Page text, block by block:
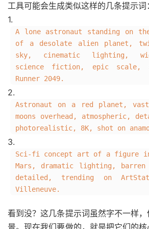
工具可能会生成类似这样的几条提示词：
1.
A lone astronaut standing on
of a desolate alien planet,
sky, cinematic lighting,
science fiction, epic scale,
Runner 2049.
2.
Astronaut on a red planet,
moons overhead, atmospheric,
photorealistic, 8K, shot on
3.
Sci-fi concept art of a figure
Mars, dramatic lighting,
detailed, trending on
Villeneuve.
看到没？这几条提示词虽然字不一样
景。现在我们要做的，就是把它们的核